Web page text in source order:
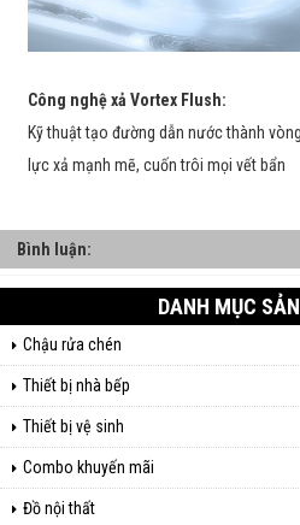
Công nghệ xả Vortex Flush:
Kỹ thuật tạo đường dẫn nước thành
lực xả mạnh mẽ, cuốn trôi mọi vết bẩn
Bình luận:
DANH MỤC
Chậu rửa chén
Thiết bị nhà bếp
Thiết bị vệ sinh
Combo khuyến mãi
Đồ nội thất